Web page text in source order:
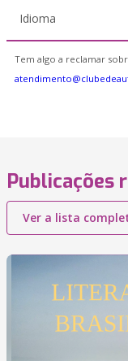
Idioma
Tem algo a reclamar
Publicações
Ver a lista